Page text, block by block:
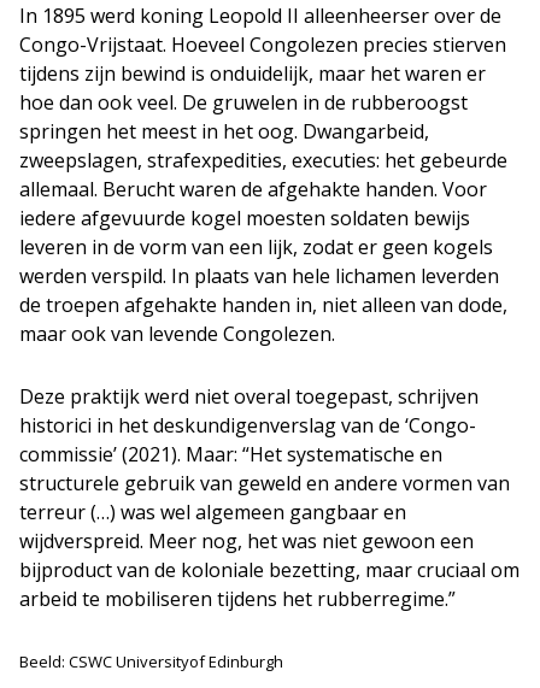
In 1895 werd koning Leopold II alleenheerser over de
Congo-Vrijstaat. Hoeveel Congolezen precies stierven
tijdens zijn bewind is onduidelijk, maar het waren er
hoe dan ook veel. De gruwelen in de rubberoogst
springen het meest in het oog. Dwangarbeid,
zweepslagen, strafexpedities, executies: het gebeurde
allemaal. Berucht waren de afgehakte handen. Voor
iedere afgevuurde kogel moesten soldaten bewijs
leveren in de vorm van een lijk, zodat er geen kogels
werden verspild. In plaats van hele lichamen leverden
de troepen afgehakte handen in, niet alleen van dode,
maar ook van levende Congolezen.
Deze praktijk werd niet overal toegepast, schrijven
historici in het deskundigenverslag van de ‘Congo-
commissie’ (2021). Maar: “Het systematische en
structurele gebruik van geweld en andere vormen van
terreur (…) was wel algemeen gangbaar en
wijdverspreid. Meer nog, het was niet gewoon een
bijproduct van de koloniale bezetting, maar cruciaal om
arbeid te mobiliseren tijdens het rubberregime.”
Beeld: CSWC Universityof Edinburgh